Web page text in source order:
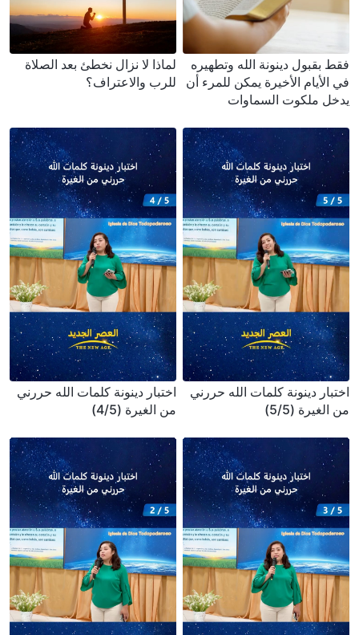
فقط بقبول دينونة الله وتطهيره
في الأيام الأخيرة يمكن للمرء أن
يدخل ملكوت السماوات
لماذا لا نزال نخطئ بعد الصلاة
للرب والاعتراف؟
اختبار دينونة كلمات الله حررني
من الغيرة (5/5)
اختبار دينونة كلمات الله حررني
من الغيرة (4/5)